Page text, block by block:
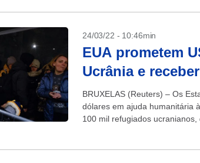
24/03/22 - 10:46min
EUA prometem
Ucrânia e
BRUXELAS (Reuters) – Os
dólares em ajuda humanitária
100 mil refugiados